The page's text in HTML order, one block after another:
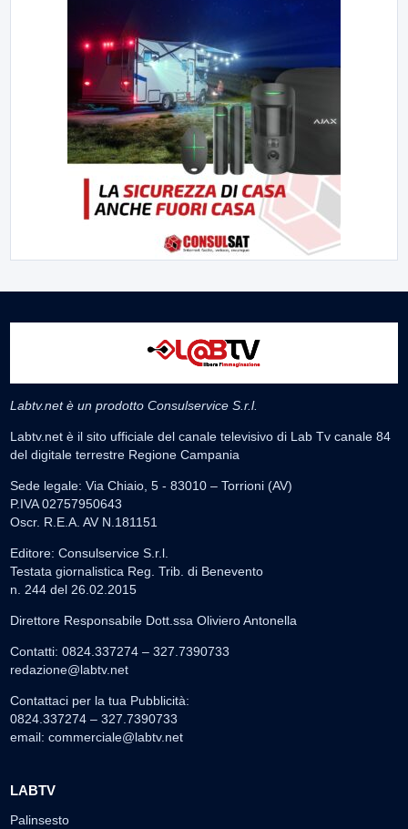
Labtv.net è un prodotto Consulservice S.r.l.
Labtv.net è il sito ufficiale del canale televisivo di Lab Tv canale 84
del digitale terrestre Regione Campania
Sede legale: Via Chiaio, 5 - 83010 – Torrioni (AV)
P.IVA 02757950643
Oscr. R.E.A. AV N.181151
Editore: Consulservice S.r.l.
Testata giornalistica Reg. Trib. di Benevento
n. 244 del 26.02.2015
Direttore Responsabile Dott.ssa Oliviero Antonella
Contatti: 0824.337274 – 327.7390733
redazione@labtv.net
Contattaci per la tua Pubblicità:
0824.337274 – 327.7390733
email: commerciale@labtv.net
LABTV
Palinsesto